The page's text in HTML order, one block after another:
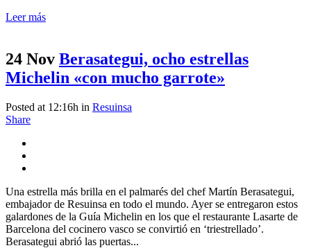
Leer más
24 Nov Berasategui, ocho estrellas
Michelin «con mucho garrote»
Posted at 12:16h in Resuinsa
Share
Una estrella más brilla en el palmarés del chef Martín Berasategui,
embajador de Resuinsa en todo el mundo. Ayer se entregaron estos
galardones de la Guía Michelin en los que el restaurante Lasarte de
Barcelona del cocinero vasco se convirtió en ‘triestrellado’.
Berasategui abrió las puertas...